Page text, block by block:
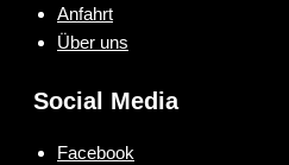
Anfahrt
Über uns
Social Media
Facebook